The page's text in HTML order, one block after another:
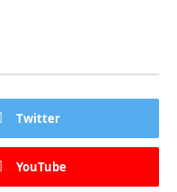
Twitter
YouTube